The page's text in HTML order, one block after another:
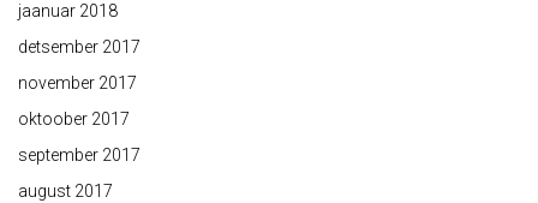
jaanuar 2018
detsember 2017
november 2017
oktoober 2017
september 2017
august 2017